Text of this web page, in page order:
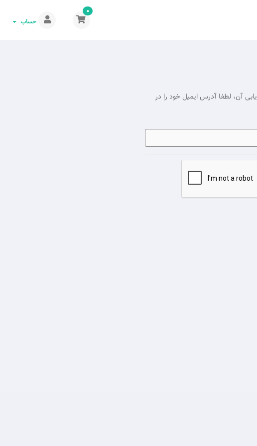
0
حساب
آن، لطفا آدرس ایمیل خود را در